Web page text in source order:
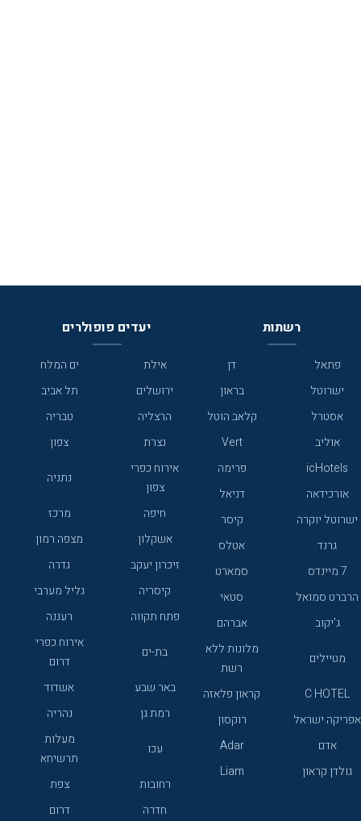
רשתות
פתאל
דן
ישרוטל
בראון
אסטרל
קלאב הוטל
אוליב
Vert
icHotels
פרימה
אורכידאה
דניאל
ישרוטל יוקרה
קיסר
גרנד
אטלס
7 מיינדס
סמארט
הרברט סמואל
סטאי
ג'יקוב
אברהם
מטיילים
מלונות ללא
רשת
C HOTEL
קראון פלאזה
אפריקה ישראל
רוקסון
אדם
Adar
גולדן קראון
Liam
יעדים פופולרים
אילת
ים המלח
ירושלים
תל אביב
הרצליה
טבריה
נצרת
צפון
אירוח כפרי
צפון
נתניה
חיפה
מרכז
אשקלון
מצפה רמון
זיכרון יעקב
גדרה
קיסריה
גליל מערבי
פתח תקווה
רעננה
בת-ים
אירוח כפרי
דרום
באר שבע
אשדוד
רמת גן
נהריה
עכו
מעלות
תרשיחא
רחובות
צפת
חדרה
דרום